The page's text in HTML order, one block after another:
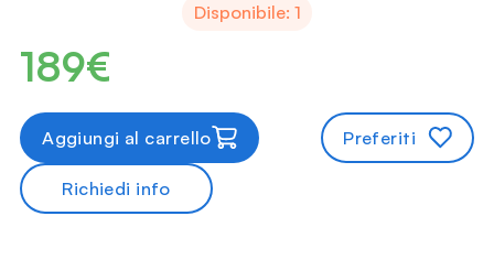
Disponibile: 1
189€
Aggiungi al carrello Preferiti
Richiedi info